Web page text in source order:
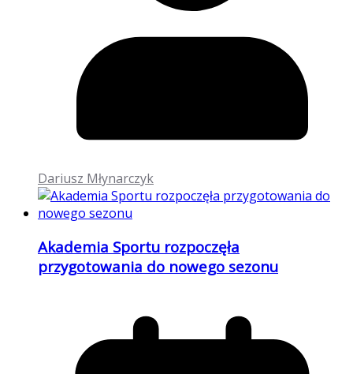
Dariusz Młynarczyk
Akademia Sportu rozpoczęła
przygotowania do nowego sezonu